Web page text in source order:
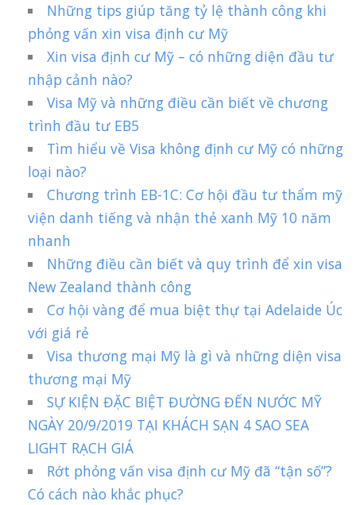
Những tips giúp tăng tỷ lệ thành công khi
phỏng vấn xin visa định cư Mỹ
Xin visa định cư Mỹ – có những diện đầu tư
nhập cảnh nào?
Visa Mỹ và những điều cần biết về chương
trình đầu tư EB5
Tìm hiểu về Visa không định cư Mỹ có những
loại nào?
Chương trình EB-1C: Cơ hội đầu tư thẩm mỹ
viện danh tiếng và nhận thẻ xanh Mỹ 10 năm
nhanh
Những điều cần biết và quy trình để xin visa
New Zealand thành công
Cơ hội vàng để mua biệt thự tại Adelaide Úc
với giá rẻ
Visa thương mại Mỹ là gì và những diện visa
thương mại Mỹ
SỰ KIỆN ĐẶC BIỆT ĐƯỜNG ĐẾN NƯỚC MỸ
NGÀY 20/9/2019 TẠI KHÁCH SẠN 4 SAO SEA
LIGHT RẠCH GIÁ
Rớt phỏng vấn visa định cư Mỹ đã “tận số”?
Có cách nào khắc phục?